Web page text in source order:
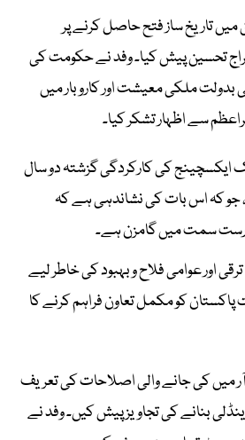
میں تاریخ ساز فتح حاصل کرنے پر
تحسین پیش کیا۔ وفد نے حکومت کی
ملکی معیشت اور کاروبار میں
سے اظہار تشکر کیا۔
ایکسچینج کی کارکردگی گزشتہ دو سال
جو کہ اس بات کی نشاندہی ہے کہ
سمت میں گامزن ہے۔
اور عوامی فلاح و بہبود کی خاطر لیے
کو مکمل تعاون فراہم کرنے کا
میں کی جانے والی اصلاحات کی تعریف
بنانے کی تجاویز پیش کیں۔ وفد نے